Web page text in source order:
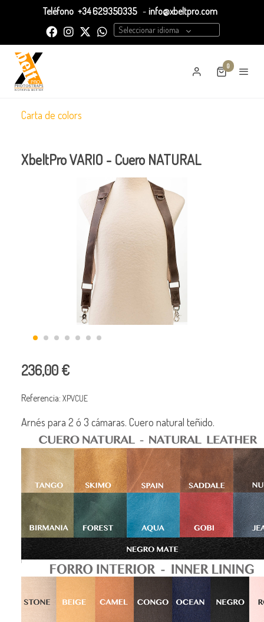
Teléfono +34 629350335 - info@xbeltpro.com
Seleccionar idioma
0
Carta de colors
XbeltPro VARIO - Cuero NATURAL
236,00 €
Referencia: XPVCUE
Arnés para 2 ó 3 cámaras. Cuero natural teñido.